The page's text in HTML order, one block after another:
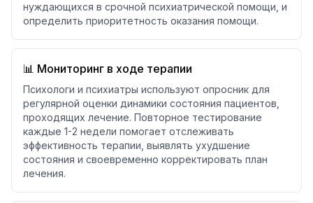
нуждающихся в срочной психиатрической помощи, и
определить приоритетность оказания помощи.
📊 Мониторинг в ходе терапии
Психологи и психиатры используют опросник для
регулярной оценки динамики состояния пациентов,
проходящих лечение. Повторное тестирование
каждые 1-2 недели помогает отслеживать
эффективность терапии, выявлять ухудшение
состояния и своевременно корректировать план
лечения.